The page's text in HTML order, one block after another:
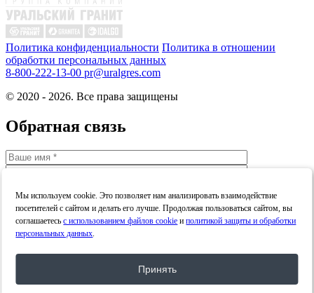
Политика конфиденциальности Политика в отношении
обработки персональных данных
8-800-222-13-00 pr@uralgres.com
© 2020 - 2026. Все права защищены
Обратная связь
на обработку персональных данных в
соответствии сполитикой конфиденциальности
Мы используем cookie. Это позволяет нам анализировать взаимодействие
посетителей с сайтом и делать его лучше. Продолжая пользоваться сайтом, вы
соглашаетесьс использованием файлов cookie иполитикой защиты и обработки
персональных данных.
Принять